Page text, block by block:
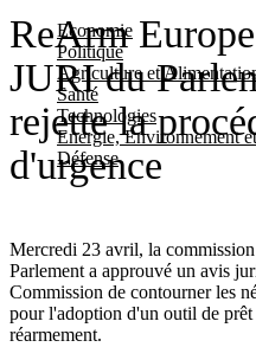
Economie
Politique
Agriculture et
Santé
Technologies
Energie, Environnement
Défense
ReArm
JURI du
rejette la
d'urgence
Mercredi 23 avril, la
Parlement a approuvé un avis
Commission de contourner les
pour l'adoption d'un outil de
réarmement.